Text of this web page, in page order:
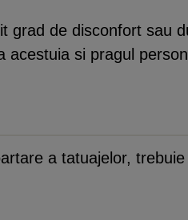
grad de disconfort sau
acestuia si pragul
a tatuajelor, trebuie